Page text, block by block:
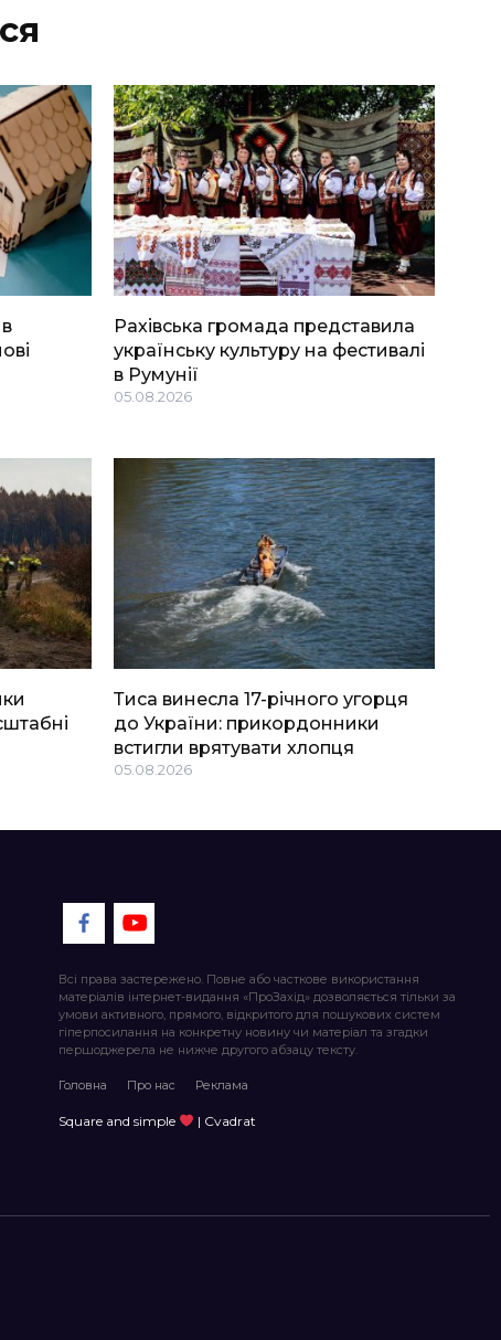
Рахівська громада представила
українську культуру на фестивалі
в Румунії
05.08.2026
Тиса винесла 17-річного угорця
до України: прикордонники
встигли врятувати хлопця
05.08.2026
Всі права застережено. Повне або часткове використання
матеріалів інтернет-видання «ПроЗахід» дозволяється тільки за
умови активного, прямого, відкритого для пошукових систем
гіперпосилання на конкретну новину чи матеріал та згадки
першоджерела не нижче другого абзацу тексту.
Головна Про нас Реклама
Square and simple | Cvadrat